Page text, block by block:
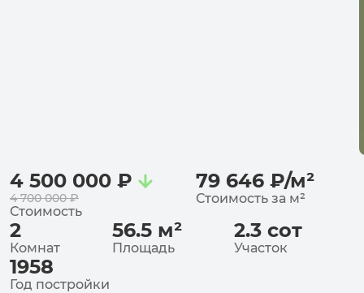
4 500 000 ₽
4 700 000 ₽
Стоимость
79 646 ₽/м²
Стоимость за м²
2
Комнат
56.5 м²
Площадь
2.3 сот
Участок
1958
Год постройки